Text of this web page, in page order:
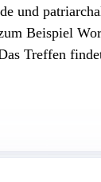
und
Beispiel
Treffen